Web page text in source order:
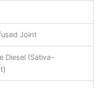
Joint
Diesel (Sativa-